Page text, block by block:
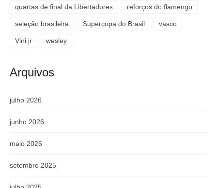
quartas de final da Libertadores reforços do flamengo
seleção brasileira Supercopa do Brasil vasco
Vini jr wesley
Arquivos
julho 2026
junho 2026
maio 2026
setembro 2025